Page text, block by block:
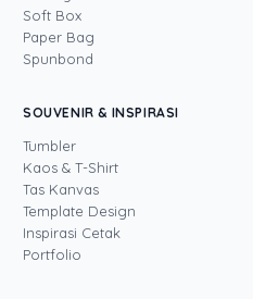
· Cofounder
pengalaman lebih dari
tiga disiplin
percetakan dan kemasan
quality control), digital
dan AI. Ia
langsung dari lantai
kode, dari menghitung
profil →
Soft Box
Paper Bag
Spunbond
SOUVENIR & INSPIRASI
Tumbler
Kaos & T-Shirt
Tas Kanvas
Template Design
Inspirasi Cetak
Portfolio